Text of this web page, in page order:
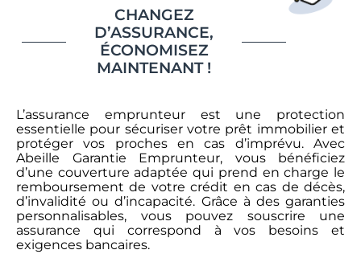
CHANGEZ
D’ASSURANCE,
ÉCONOMISEZ
MAINTENANT !
L’assurance emprunteur est une protection
essentielle pour sécuriser votre prêt immobilier et
protéger vos proches en cas d’imprévu. Avec
Abeille Garantie Emprunteur, vous bénéficiez
d’une couverture adaptée qui prend en charge le
remboursement de votre crédit en cas de décès,
d’invalidité ou d’incapacité. Grâce à des garanties
personnalisables, vous pouvez souscrire une
assurance qui correspond à vos besoins et
exigences bancaires.